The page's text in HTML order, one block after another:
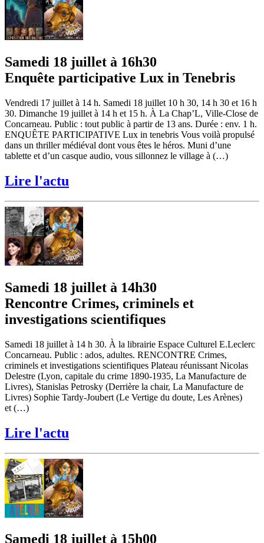
Samedi 18 juillet à 16h30
Enquête participative Lux in Tenebris
Vendredi 17 juillet à 14 h. Samedi 18 juillet 10 h 30, 14 h 30 et 16 h
30. Dimanche 19 juillet à 14 h et 15 h. À La Chap’L, Ville-Close de
Concarneau. Public : tout public à partir de 13 ans. Durée : env. 1 h.
ENQUÊTE PARTICIPATIVE Lux in tenebris Vous voilà propulsé
dans un thriller médiéval dont vous êtes le héros. Muni d’une
tablette et d’un casque audio, vous sillonnez le village à (…)
Lire l'actu
Samedi 18 juillet à 14h30
Rencontre Crimes, criminels et
investigations scientifiques
Samedi 18 juillet à 14 h 30. À la librairie Espace Culturel E.Leclerc
Concarneau. Public : ados, adultes. RENCONTRE Crimes,
criminels et investigations scientifiques Plateau réunissant Nicolas
Delestre (Lyon, capitale du crime 1890-1935, La Manufacture de
Livres), Stanislas Petrosky (Derrière la chair, La Manufacture de
Livres) Sophie Tardy-Joubert (Le Vertige du doute, Les Arènes)
et (…)
Lire l'actu
Samedi 18 juillet à 15h00